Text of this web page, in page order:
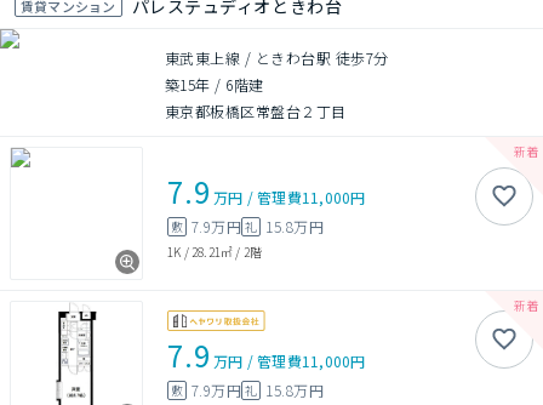
賃貸マンション パレステュディオときわ台
東武東上線 / ときわ台駅 徒歩7分
築15年 / 6階建
東京都板橋区常盤台２丁目
7.9 万円 /管理費11,000円
敷 7.9万円礼 15.8万円
1K / 28.21㎡ / 2階
7.9 万円 /管理費11,000円
敷 7.9万円礼 15.8万円